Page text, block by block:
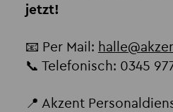
jetzt!
📧 Per Mail: halle@
📞 Telefonisch: 0345
📍 Akzent